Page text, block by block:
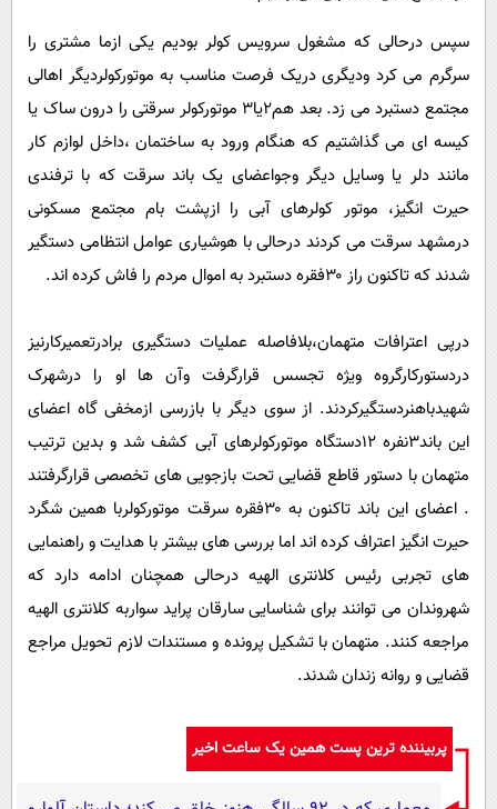
سپس درحالی که مشغول سرویس کولر بودیم یکی ازما مشتری را
سرگرم می کرد ودیگری دریک فرصت مناسب به موتورکولردیگر اهالی
مجتمع دستبرد می زد. بعد هم۲یا۳ موتورکولر سرقتی را درون ساک یا
کیسه ای می گذاشتیم که هنگام ورود به ساختمان ،داخل لوازم کار
مانند دلر یا وسایل دیگر وجواعضای یک باند سرقت که با ترفندی
حیرت انگیز، موتور کولرهای آبی را ازپشت بام مجتمع مسکونی
درمشهد سرقت می کردند درحالی با هوشیاری عوامل انتظامی دستگیر
شدند که تاکنون راز ۳۰فقره دستبرد به اموال مردم را فاش کرده اند.
درپی اعترافات متهمان،بلافاصله عملیات دستگیری برادرتعمیرکارنیز
دردستورکارگروه ویژه تجسس قرارگرفت وآن ها او را درشهرک
شهیدباهنردستگیرکردند. از سوی دیگر با بازرسی ازمخفی گاه اعضای
این باند۳نفره ۱۲دستگاه موتورکولرهای آبی کشف شد و بدین ترتیب
متهمان با دستور قاطع قضایی تحت بازجویی های تخصصی قرارگرفتند
. اعضای این باند تاکنون به ۳۰فقره سرقت موتورکولربا همین شگرد
حیرت انگیز اعتراف کرده اند اما بررسی های بیشتر با هدایت و راهنمایی
های تجربی رئیس کلانتری الهیه درحالی همچنان ادامه دارد که
شهروندان می توانند برای شناسایی سارقان پراید سواربه کلانتری الهیه
مراجعه کنند. متهمان با تشکیل پرونده و مستندات لازم تحویل مراجع
قضایی و روانه زندان شدند.
پربیننده ترین پست همین یک ساعت اخیر